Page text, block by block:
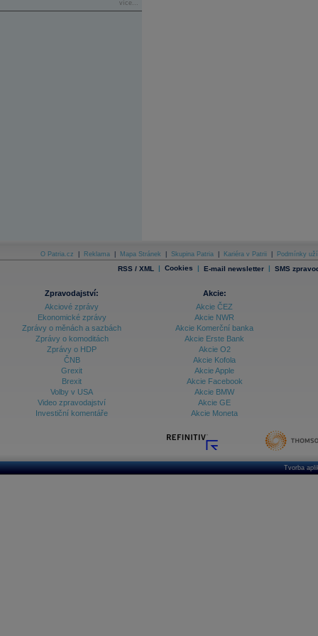
více...
O Patria.cz Reklama Mapa Stránek Skupina Patria Kariéra v Patrii Podmínky
RSS / XML | Cookies | E-mail newsletter | SMS
Zpravodajství:
Akciové zprávy
Ekonomické zprávy
Zprávy o měnách a sazbách
Zprávy o komoditách
Zprávy o HDP
ČNB
Grexit
Brexit
Volby v USA
Video zpravodajství
Investiční komentáře
Akcie:
Akcie ČEZ
Akcie NWR
Akcie Komerční banka
Akcie Erste Bank
Akcie O2
Akcie Kofola
Akcie Apple
Akcie Facebook
Akcie BMW
Akcie GE
Akcie Moneta
Tvorba